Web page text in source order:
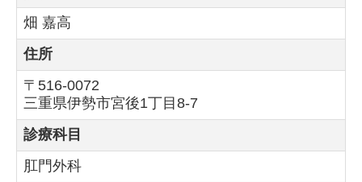
畑 嘉高
住所
〒516-0072
三重県伊勢市宮後1丁目8-7
診療科目
肛門外科